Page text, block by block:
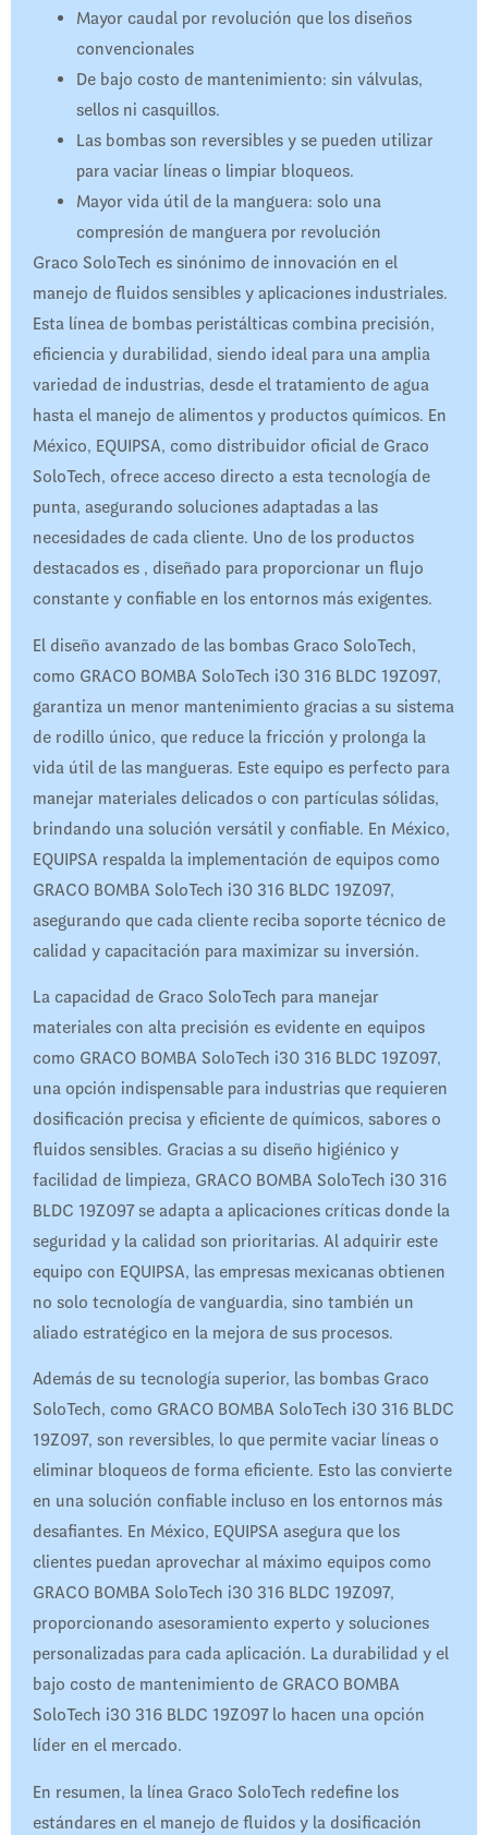
Mayor caudal por revolución que los diseños
convencionales
De bajo costo de mantenimiento: sin válvulas,
sellos ni casquillos.
Las bombas son reversibles y se pueden utilizar
para vaciar líneas o limpiar bloqueos.
Mayor vida útil de la manguera: solo una
compresión de manguera por revolución
Graco SoloTech es sinónimo de innovación en el
manejo de fluidos sensibles y aplicaciones industriales.
Esta línea de bombas peristálticas combina precisión,
eficiencia y durabilidad, siendo ideal para una amplia
variedad de industrias, desde el tratamiento de agua
hasta el manejo de alimentos y productos químicos. En
México, EQUIPSA, como distribuidor oficial de Graco
SoloTech, ofrece acceso directo a esta tecnología de
punta, asegurando soluciones adaptadas a las
necesidades de cada cliente. Uno de los productos
destacados es , diseñado para proporcionar un flujo
constante y confiable en los entornos más exigentes.
El diseño avanzado de las bombas Graco SoloTech,
como GRACO BOMBA SoloTech i30 316 BLDC 19Z097,
garantiza un menor mantenimiento gracias a su sistema
de rodillo único, que reduce la fricción y prolonga la
vida útil de las mangueras. Este equipo es perfecto para
manejar materiales delicados o con partículas sólidas,
brindando una solución versátil y confiable. En México,
EQUIPSA respalda la implementación de equipos como
GRACO BOMBA SoloTech i30 316 BLDC 19Z097,
asegurando que cada cliente reciba soporte técnico de
calidad y capacitación para maximizar su inversión.
La capacidad de Graco SoloTech para manejar
materiales con alta precisión es evidente en equipos
como GRACO BOMBA SoloTech i30 316 BLDC 19Z097,
una opción indispensable para industrias que requieren
dosificación precisa y eficiente de químicos, sabores o
fluidos sensibles. Gracias a su diseño higiénico y
facilidad de limpieza, GRACO BOMBA SoloTech i30 316
BLDC 19Z097 se adapta a aplicaciones críticas donde la
seguridad y la calidad son prioritarias. Al adquirir este
equipo con EQUIPSA, las empresas mexicanas obtienen
no solo tecnología de vanguardia, sino también un
aliado estratégico en la mejora de sus procesos.
Además de su tecnología superior, las bombas Graco
SoloTech, como GRACO BOMBA SoloTech i30 316 BLDC
19Z097, son reversibles, lo que permite vaciar líneas o
eliminar bloqueos de forma eficiente. Esto las convierte
en una solución confiable incluso en los entornos más
desafiantes. En México, EQUIPSA asegura que los
clientes puedan aprovechar al máximo equipos como
GRACO BOMBA SoloTech i30 316 BLDC 19Z097,
proporcionando asesoramiento experto y soluciones
personalizadas para cada aplicación. La durabilidad y el
bajo costo de mantenimiento de GRACO BOMBA
SoloTech i30 316 BLDC 19Z097 lo hacen una opción
líder en el mercado.
En resumen, la línea Graco SoloTech redefine los
estándares en el manejo de fluidos y la dosificación